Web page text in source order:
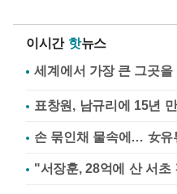
이시간 핫뉴스
표창원, 남규리에 15년
손 묶인채 물속에… 女유
"서장훈, 28억에 산 서초